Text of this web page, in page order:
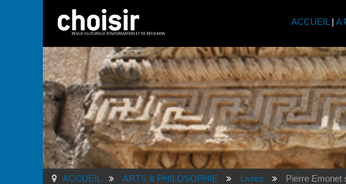
ACCUEIL | A
ACCUEIL ARTS & PHILOSOPHIE Livres Pierre Emonet